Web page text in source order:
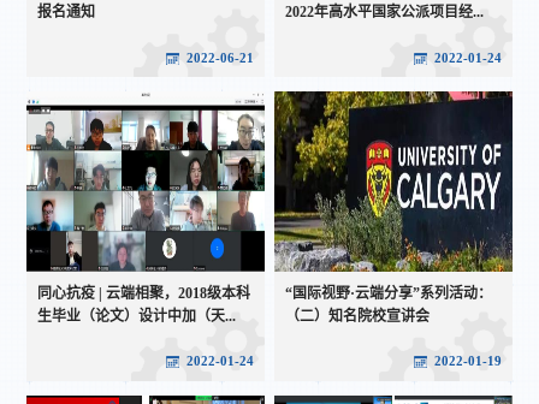
报名通知
2022-06-21
2022年高水平国家公派项目经...
2022-01-24
同心抗疫 | 云端相聚，2018级本科
生毕业（论文）设计中加（天...
2022-01-24
“国际视野·云端分享”系列活动：
（二）知名院校宣讲会
2022-01-19